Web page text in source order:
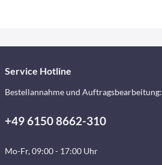
Service Hotline
Bestellannahme und Auftragsbearbeitung:
+49 6150 8662-310
Mo-Fr, 09:00 - 17:00 Uhr